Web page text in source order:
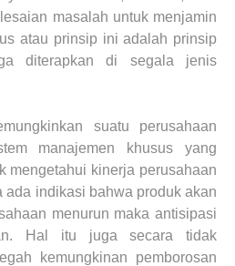
masalah untuk menjamin
atau prinsip ini adalah prinsip
diterapkan di segala jenis
suatu perusahaan
manajemen khusus yang
mengetahui kinerja perusahaan
ada indikasi bahwa produk akan
menurun maka antisipasi
Hal itu juga secara tidak
kemungkinan pemborosan